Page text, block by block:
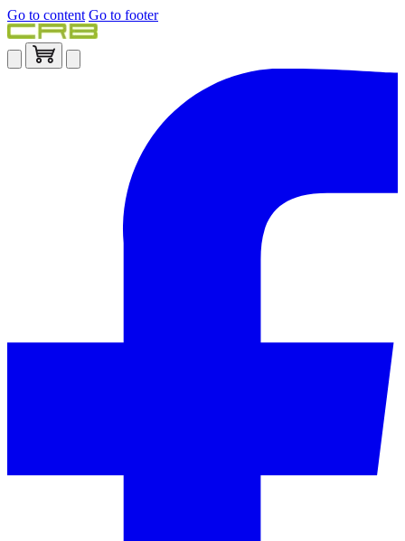
Go to content Go to footer